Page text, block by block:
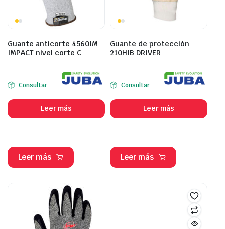
Guante anticorte 4560IM
IMPACT nivel corte C
Consultar
Leer más
Leer más
Guante de protección
210HIB DRIVER
Consultar
Leer más
Leer más